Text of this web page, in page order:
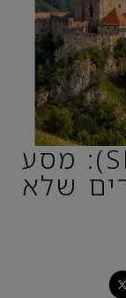
סלובקיה (SLOVAKIA): מסע
שלא